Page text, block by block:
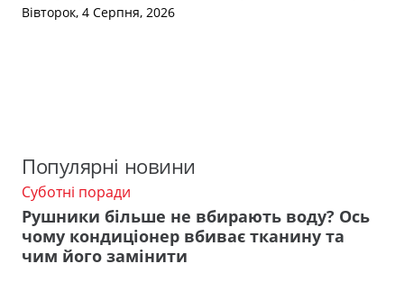
Вівторок, 4 Серпня, 2026
Популярні новини
Суботні поради
Рушники більше не вбирають воду? Ось
чому кондиціонер вбиває тканину та
чим його замінити